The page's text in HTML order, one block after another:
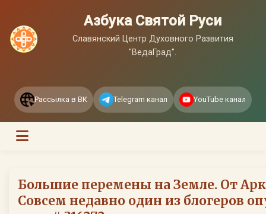
Азбука Святой Руси
Славянский Центр Духовного Развития
"ВедаГрад".
Рассылка в ВК Telegram канал YouTube канал
Большие перемены на Земле. От
Совсем недавно один из блогеров